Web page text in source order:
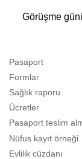
Görüşme
Pasaport
Formlar
Sağlık raporu
Ücretler
Pasaport teslim
Nüfus kayıt örneği
Evlilik cüzdanı